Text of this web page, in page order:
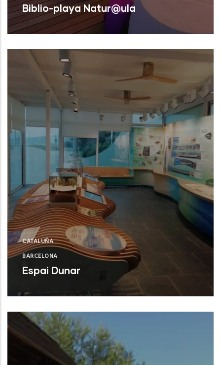
Biblio-playa Natur@ula
Castelldefels (Barcelona)
CATALUÑA
BARCELONA
Espai Dunar
Castelldefels (Barcelona)